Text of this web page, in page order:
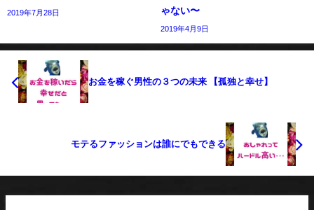
2019年7月28日
ゃない〜
2019年4月9日
お金を稼ぐ男性の３つの未来 【孤独と幸せ】
モテるファッションは誰にでもできる